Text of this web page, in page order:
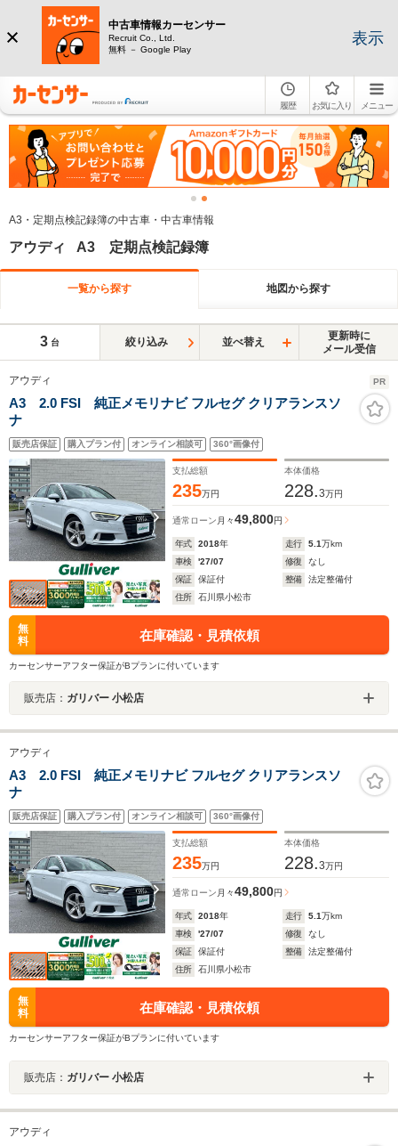
中古車情報カーセンサー
Recruit Co., Ltd.
無料 － Google Play
表示
履歴 お気に入り メニュー
A3・定期点検記録簿の中古車・中古車情報
アウディ A3 定期点検記録簿
一覧から探す 地図から探す
3 台 絞り込み 並べ替え
更新時に
メール受信
アウディ PR
A3 2.0 FSI 純正メモリナビ フルセグ クリアランスソ
ナ
販売店保証 購入プラン付 オンライン相談可 360°画像付
支払総額
235万円
本体価格
228.3万円
通常ローン 月々49,800円
年式 2018年 走行 5.1万km
車検
'27/07 修復
なし
保証
保証付 整備
法定整備付
住所
石川県小松市
無
料
在庫確認・見積依頼
カーセンサーアフター保証がBプランに付いています
販売店： ガリバー 小松店
アウディ
A3 2.0 FSI 純正メモリナビ フルセグ クリアランスソ
ナ
販売店保証 購入プラン付 オンライン相談可 360°画像付
支払総額
235万円
本体価格
228.3万円
通常ローン 月々49,800円
年式 2018年 走行 5.1万km
車検
'27/07 修復
なし
保証
保証付 整備
法定整備付
住所
石川県小松市
無
料
在庫確認・見積依頼
カーセンサーアフター保証がBプランに付いています
販売店： ガリバー 小松店
アウディ